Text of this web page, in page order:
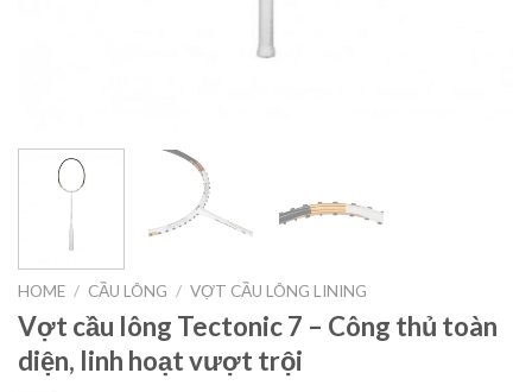
HOME / CẦU LÔNG / VỢT CẦU LÔNG LINING
Vợt cầu lông Tectonic 7 – Công thủ toàn
diện, linh hoạt vượt trội